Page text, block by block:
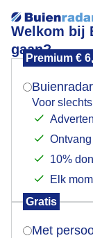
Welkom bij
gaan?
Premium €
Voor slechts
10%
Elk
Gratis
Met
Even wat
Mogen
Indien je
verschijnt